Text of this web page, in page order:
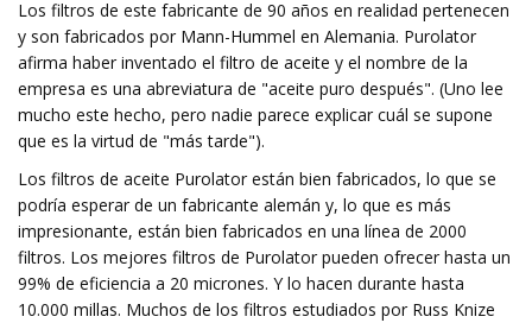
Los filtros de este fabricante de 90 años en realidad pertenecen
y son fabricados por Mann-Hummel en Alemania. Purolator
afirma haber inventado el filtro de aceite y el nombre de la
empresa es una abreviatura de "aceite puro después". (Uno lee
mucho este hecho, pero nadie parece explicar cuál se supone
que es la virtud de "más tarde").
Los filtros de aceite Purolator están bien fabricados, lo que se
podría esperar de un fabricante alemán y, lo que es más
impresionante, están bien fabricados en una línea de 2000
filtros. Los mejores filtros de Purolator pueden ofrecer hasta un
99% de eficiencia a 20 micrones. Y lo hacen durante hasta
10.000 millas. Muchos de los filtros estudiados por Russ Knize